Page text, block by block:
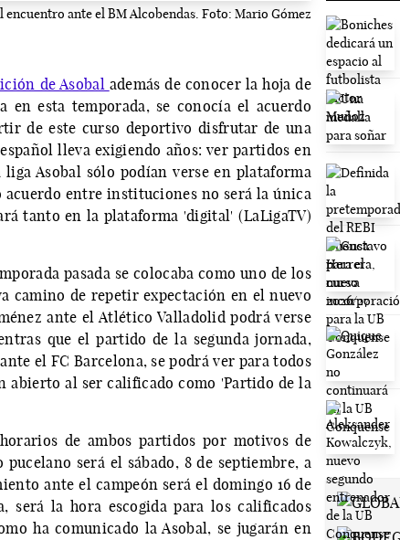
encuentro ante el BM Alcobendas. Foto: Mario Gómez
de Asobal además de conocer la hoja de
en esta temporada, se conocía el acuerdo
de este curso deportivo disfrutar de una
lleva exigiendo años: ver partidos en
Asobal sólo podían verse en plataforma
acuerdo entre instituciones no será la única
tanto en la plataforma 'digital' (LaLigaTV)
pasada se colocaba como uno de los
camino de repetir expectación en el nuevo
ante el Atlético Valladolid podrá verse
que el partido de la segunda jornada,
el FC Barcelona, se podrá ver para todos
abierto al ser calificado como 'Partido de la
de ambos partidos por motivos de
será el sábado, 8 de septiembre, a
ante el campeón será el domingo 16 de
será la hora escogida para los calificados
ha comunicado la Asobal, se jugarán en